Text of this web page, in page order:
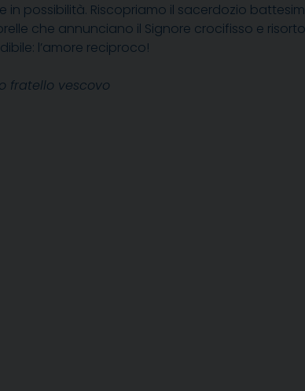
in possibilità. Riscopriamo il sacerdozio
che annunciano il Signore crocifisso e
l’amore reciproco!
fratello vescovo